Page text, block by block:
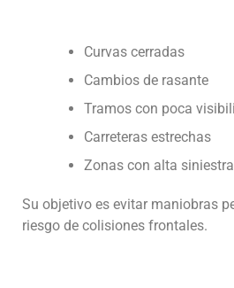
Curvas cerradas
Cambios de rasante
Tramos con poca
Carreteras estrechas
Zonas con alta
Su objetivo es evitar maniobras
riesgo de colisiones frontales.